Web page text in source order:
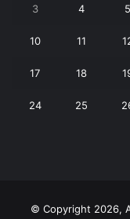
3 4 5
10 11
17 18
24 25
© Copyright 2026,